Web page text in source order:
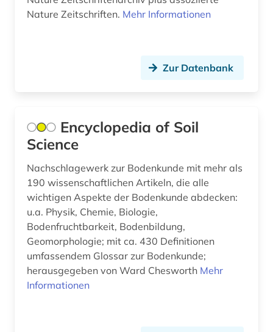
Nature Zeitschriften. Mehr Informationen
Zur Datenbank
Encyclopedia of Soil
Science
Nachschlagewerk zur Bodenkunde mit mehr als
190 wissenschaftlichen Artikeln, die alle
wichtigen Aspekte der Bodenkunde abdecken:
u.a. Physik, Chemie, Biologie,
Bodenfruchtbarkeit, Bodenbildung,
Geomorphologie; mit ca. 430 Definitionen
umfassendem Glossar zur Bodenkunde;
herausgegeben von Ward Chesworth Mehr
Informationen